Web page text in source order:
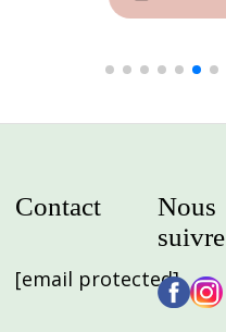
Contact
[email protected]
Nous
suivre